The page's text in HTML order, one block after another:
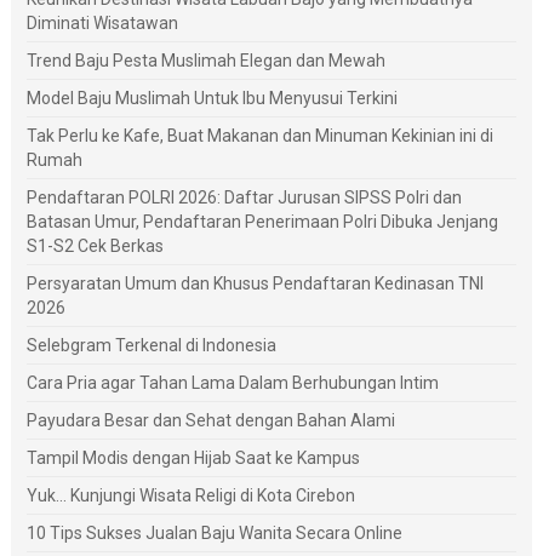
Diminati Wisatawan
Trend Baju Pesta Muslimah Elegan dan Mewah
Model Baju Muslimah Untuk Ibu Menyusui Terkini
Tak Perlu ke Kafe, Buat Makanan dan Minuman Kekinian ini di
Rumah
Pendaftaran POLRI 2026: Daftar Jurusan SIPSS Polri dan
Batasan Umur, Pendaftaran Penerimaan Polri Dibuka Jenjang
S1-S2 Cek Berkas
Persyaratan Umum dan Khusus Pendaftaran Kedinasan TNI
2026
Selebgram Terkenal di Indonesia
Cara Pria agar Tahan Lama Dalam Berhubungan Intim
Payudara Besar dan Sehat dengan Bahan Alami
Tampil Modis dengan Hijab Saat ke Kampus
Yuk... Kunjungi Wisata Religi di Kota Cirebon
10 Tips Sukses Jualan Baju Wanita Secara Online